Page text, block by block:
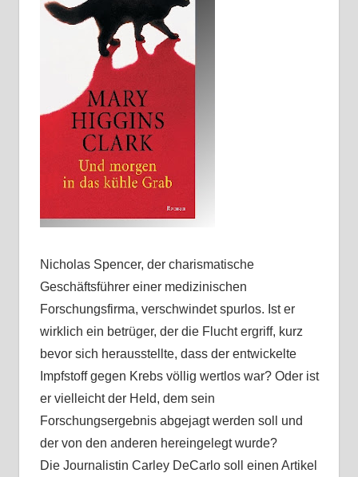
Nicholas Spencer, der charismatische
Geschäftsführer einer medizinischen
Forschungsfirma, verschwindet spurlos. Ist er
wirklich ein betrüger, der die Flucht ergriff, kurz
bevor sich herausstellte, dass der entwickelte
Impfstoff gegen Krebs völlig wertlos war? Oder ist
er vielleicht der Held, dem sein
Forschungsergebnis abgejagt werden soll und
der von den anderen hereingelegt wurde?
Die Journalistin Carley DeCarlo soll einen Artikel